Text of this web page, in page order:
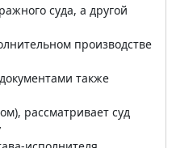
суда, а другой
производстве
также
рассматривает суд